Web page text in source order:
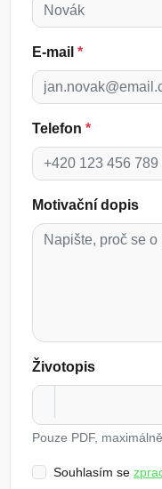
E-mail *
Telefon *
Motivační dopis
Životopis
Pouze PDF,
Souhlasím se